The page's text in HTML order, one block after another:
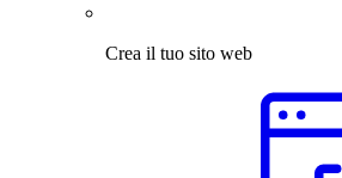
Crea il tuo sito web